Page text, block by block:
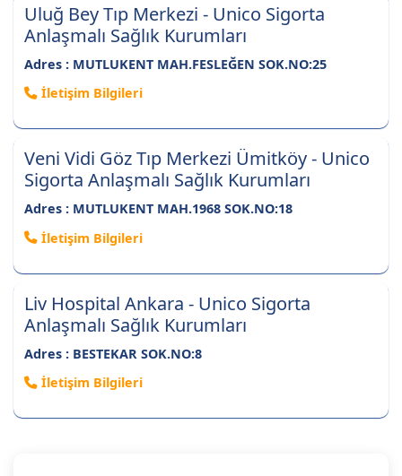
Uluğ Bey Tıp Merkezi - Unico Sigorta
Anlaşmalı Sağlık Kurumları
Adres : MUTLUKENT MAH.FESLEĞEN SOK.NO:25
İletişim Bilgileri
Veni Vidi Göz Tıp Merkezi Ümitköy - Unico
Sigorta Anlaşmalı Sağlık Kurumları
Adres : MUTLUKENT MAH.1968 SOK.NO:18
İletişim Bilgileri
Liv Hospital Ankara - Unico Sigorta
Anlaşmalı Sağlık Kurumları
Adres : BESTEKAR SOK.NO:8
İletişim Bilgileri